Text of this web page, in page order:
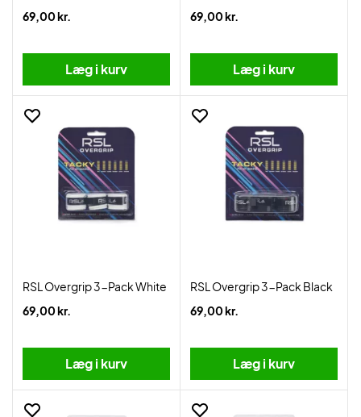
69,00 kr.
Læg i kurv
69,00 kr.
Læg i kurv
RSL Overgrip 3-Pack White
69,00 kr.
Læg i kurv
RSL Overgrip 3-Pack Black
69,00 kr.
Læg i kurv